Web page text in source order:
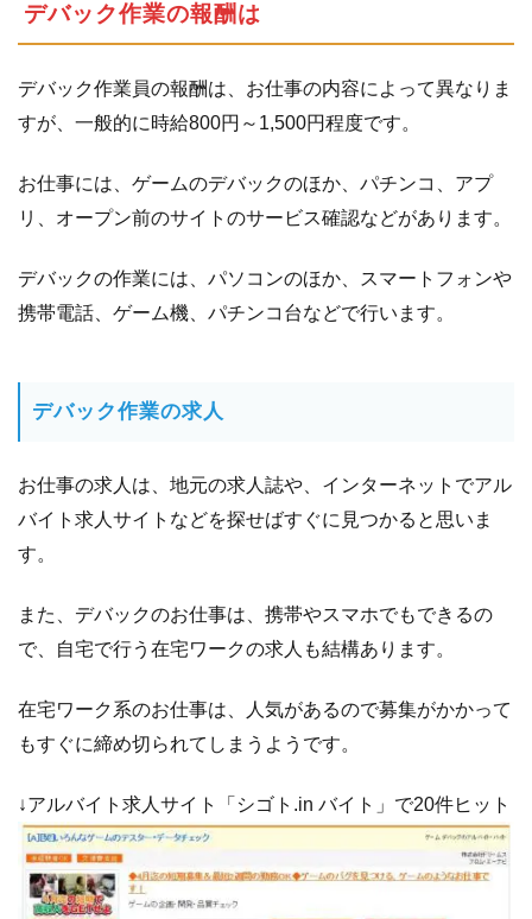
ス）
酬
に
デバック作業の報酬は
デバック作業員の報酬は、お仕事の内容によって異なりま
すが、一般的に時給800円～1,500円程度です。
お仕事には、ゲームのデバックのほか、パチンコ、アプ
リ、オープン前のサイトのサービス確認などがあります。
デバックの作業には、パソコンのほか、スマートフォンや
携帯電話、ゲーム機、パチンコ台などで行います。
デバック作業の求人
お仕事の求人は、地元の求人誌や、インターネットでアル
バイト求人サイトなどを探せばすぐに見つかると思いま
す。
また、デバックのお仕事は、携帯やスマホでもできるの
で、自宅で行う在宅ワークの求人も結構あります。
在宅ワーク系のお仕事は、人気があるので募集がかかって
もすぐに締め切られてしまうようです。
↓アルバイト求人サイト「シゴト.in バイト」で20件ヒット